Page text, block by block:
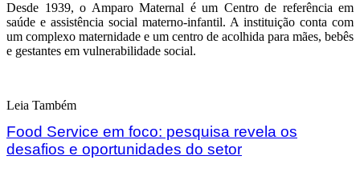
Desde 1939, o Amparo Maternal é um Centro de referência em
saúde e assistência social materno-infantil. A instituição conta com
um complexo maternidade e um centro de acolhida para mães, bebês
e gestantes em vulnerabilidade social.
Leia Também
Food Service em foco: pesquisa revela os
desafios e oportunidades do setor